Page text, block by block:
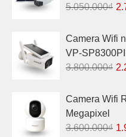
5.050.000₫
là:
Camera Wifi
VP-
3.800.000₫
là:
Camera Wifi
Megapixel
3.600.000₫